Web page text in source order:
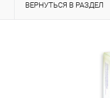
ВЕРНУТЬСЯ В РАЗДЕЛ